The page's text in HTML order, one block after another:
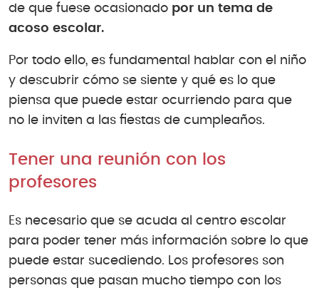
de que fuese ocasionado por un tema de
acoso escolar.
Por todo ello, es fundamental hablar con el niño
y descubrir cómo se siente y qué es lo que
piensa que puede estar ocurriendo para que
no le inviten a las fiestas de cumpleaños.
Tener una reunión con los
profesores
Es necesario que se acuda al centro escolar
para poder tener más información sobre lo que
puede estar sucediendo. Los profesores son
personas que pasan mucho tiempo con los